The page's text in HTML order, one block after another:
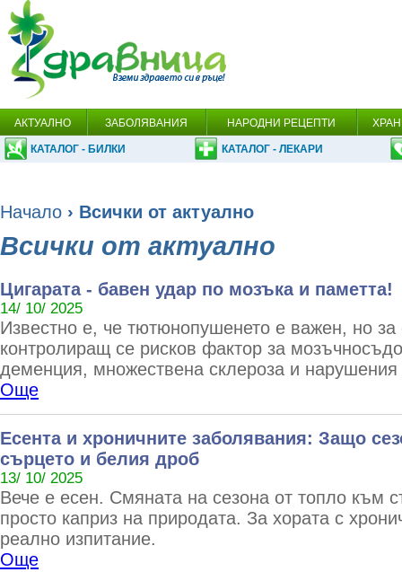
АКТУАЛНО ЗАБОЛЯВАНИЯ НАРОДНИ РЕЦЕПТИ
КАТАЛОГ - БИЛКИ КАТАЛОГ - ЛЕКАРИ
Начало › Всички от актуално
Всички от актуално
Цигарата - бавен удар по мозъка и паметта!
14/ 10/ 2025
Известно е, че тютюнопушенето е важен, но
контролиращ се рисков фактор за
деменция, множествена склероза и
Още
Есента и хроничните заболявания: Защо
сърцето и белия дроб
13/ 10/ 2025
Вече е есен. Смяната на сезона от топло към
просто каприз на природата. За хората с
реално изпитание.
Още